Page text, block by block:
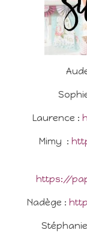
Laurence :
Mimy :
https://
Nadège :